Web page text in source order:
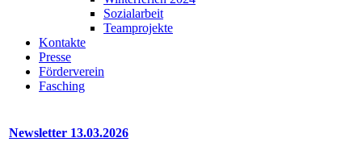
Sozialarbeit
Teamprojekte
Kontakte
Presse
Förderverein
Fasching
Newsletter 13.03.2026